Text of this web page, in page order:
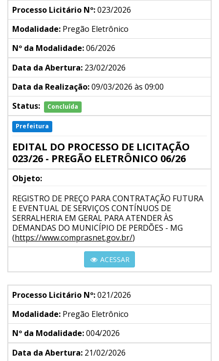
Processo Licitário Nº:023/2026
Modalidade: Pregão Eletrônico
Nº da Modalidade:06/2026
Data da Abertura: 23/02/2026
Data da Realização:09/03/2026 às 09:00
Status:
Concluída
Prefeitura
EDITAL DO PROCESSO DE LICITAÇÃO
023/26 - PREGÃO ELETRÔNICO 06/26
Objeto:
REGISTRO DE PREÇO PARA CONTRATAÇÃO FUTURA
E EVENTUAL DE SERVIÇOS CONTÍNUOS DE
SERRALHERIA EM GERAL PARA ATENDER ÀS
DEMANDAS DO MUNICÍPIO DE PERDÕES - MG
(https://www.comprasnet.gov.br/)
ACESSAR
Processo Licitário Nº:021/2026
Modalidade: Pregão Eletrônico
Nº da Modalidade:004/2026
Data da Abertura: 21/02/2026